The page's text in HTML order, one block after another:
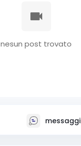
nesun post trovato
messaggi